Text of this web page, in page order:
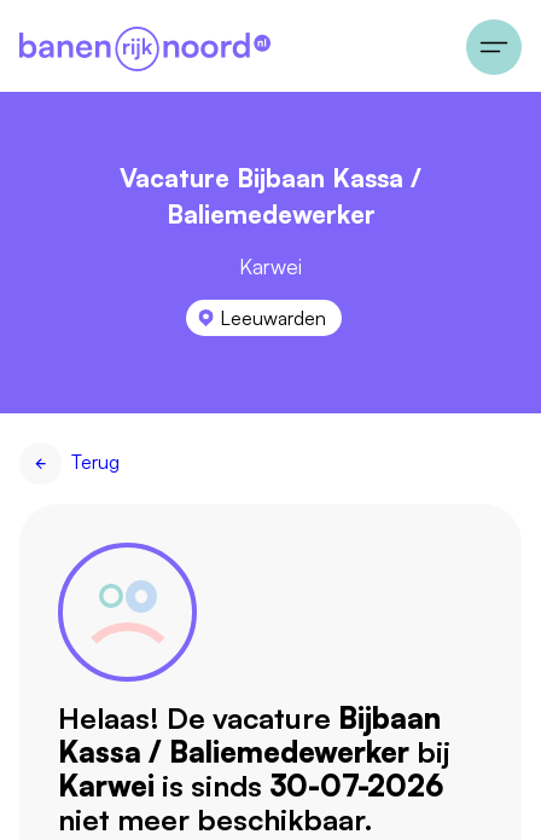
Vacature Bijbaan Kassa /
Baliemedewerker
Karwei
Leeuwarden
Terug
Helaas! De vacature Bijbaan
Kassa / Baliemedewerker bij
Karwei is sinds 30-07-2026
niet meer beschikbaar.